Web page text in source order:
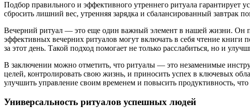
Подбор правильного и эффективного утреннего ритуала
сбросить лишний вес, утренняя зарядка и сбалансированный завтрак
Вечерний ритуал — это еще один важный элемент в нашей жизни. Он
эффективных вечерних ритуалов могут включать в себя чтение книги
за этот день. Такой подход помогает не только расслабиться, но и
В заключении можно отметить, что ритуалы — это незаменимые
целей, контролировать свою жизнь, и приносить успех в ключевых
улучшить управление своим временем и повысить продуктивность,
Универсальность ритуалов успешных людей